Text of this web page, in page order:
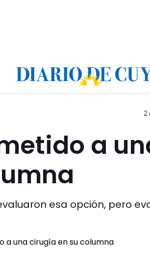
2
a
esa opción, pero